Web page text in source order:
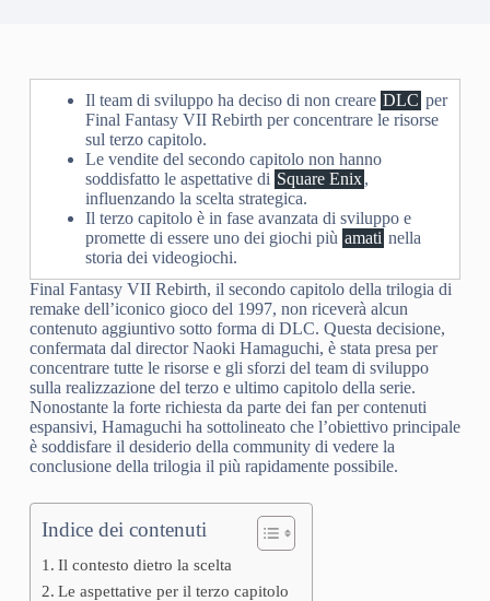
Il team di sviluppo ha deciso di non creare DLC per
Final Fantasy VII Rebirth per concentrare le risorse
sul terzo capitolo.
Le vendite del secondo capitolo non hanno
soddisfatto le aspettative di Square Enix,
influenzando la scelta strategica.
Il terzo capitolo è in fase avanzata di sviluppo e
promette di essere uno dei giochi più amati nella
storia dei videogiochi.
Final Fantasy VII Rebirth, il secondo capitolo della trilogia di
remake dell’iconico gioco del 1997, non riceverà alcun
contenuto aggiuntivo sotto forma di DLC. Questa decisione,
confermata dal director Naoki Hamaguchi, è stata presa per
concentrare tutte le risorse e gli sforzi del team di sviluppo
sulla realizzazione del terzo e ultimo capitolo della serie.
Nonostante la forte richiesta da parte dei fan per contenuti
espansivi, Hamaguchi ha sottolineato che l’obiettivo principale
è soddisfare il desiderio della community di vedere la
conclusione della trilogia il più rapidamente possibile.
Indice dei contenuti
Il contesto dietro la scelta
Le aspettative per il terzo capitolo